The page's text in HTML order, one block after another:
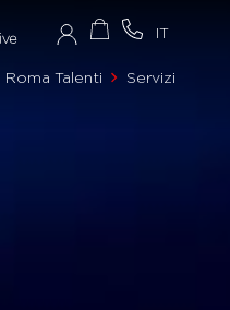
Roma Talenti
Servizi